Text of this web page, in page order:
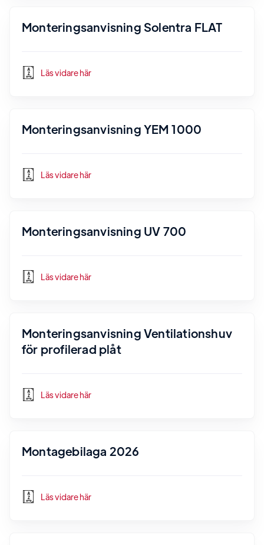
Monteringsanvisning Solentra FLAT
Läs vidare här
Monteringsanvisning YEM 1000
Läs vidare här
Monteringsanvisning UV 700
Läs vidare här
Monteringsanvisning Ventilationshuv
för profilerad plåt
Läs vidare här
Montagebilaga 2026
Läs vidare här